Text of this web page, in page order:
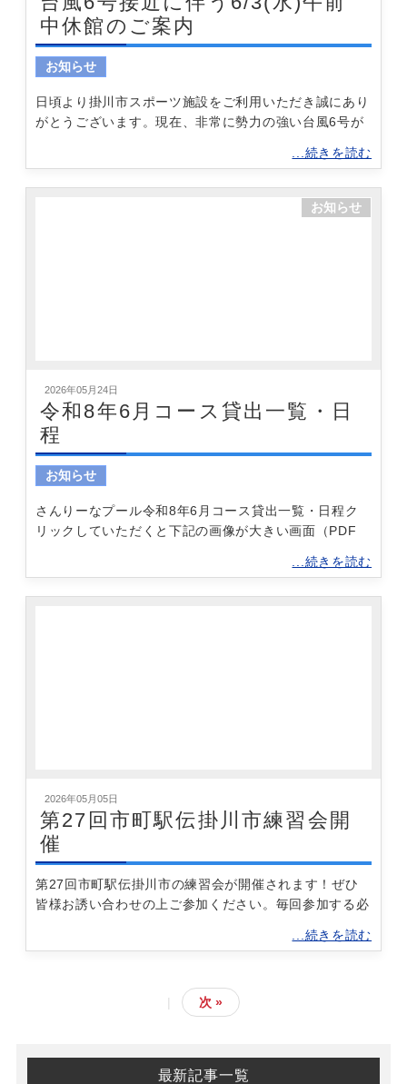
中休館のご案内
お知らせ
日頃より掛川市スポーツ施設をご利用いただき誠にあり
がとうございます。現在、非常に勢力の強い台風6号が
...続きを読む
2026年05月24日
令和8年6月コース貸出一覧・日
程
お知らせ
お知らせ
さんりーなプール令和8年6月コース貸出一覧・日程ク
リックしていただくと下記の画像が大きい画面（PDF
...続きを読む
2026年05月05日
第27回市町駅伝掛川市練習会開
催
第27回市町駅伝掛川市の練習会が開催されます！ぜひ
皆様お誘い合わせの上ご参加ください。毎回参加する必
...続きを読む
| 次 »
最新記事一覧